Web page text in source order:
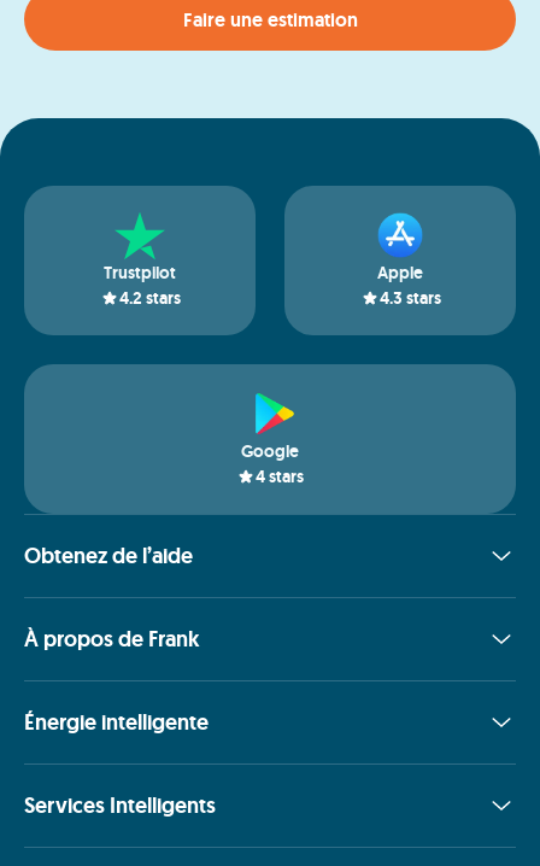
Faire une estimation
Trustpilot
4.2 stars
Apple
4.3 stars
Google
4stars
Obtenez de l’aide
À propos de Frank
Énergie intelligente
Services Intelligents